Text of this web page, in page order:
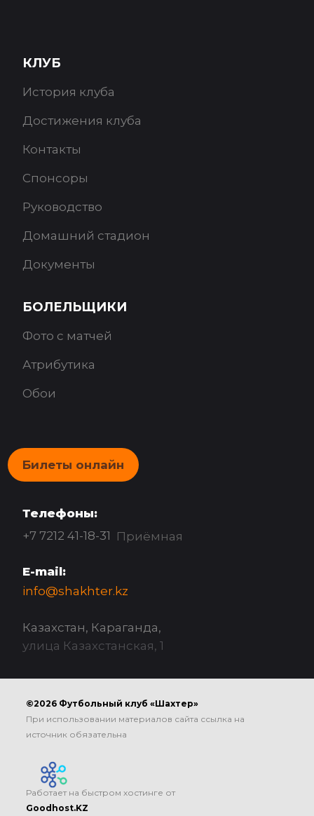
КЛУБ
История клуба
Достижения клуба
Контакты
Спонсоры
Руководство
Домашний стадион
Документы
БОЛЕЛЬЩИКИ
Фото с матчей
Атрибутика
Обои
Билеты онлайн
Телефоны:
+7 7212 41-18-31 Приёмная
E-mail:
info@shakhter.kz
Казахстан, Караганда,
улица Казахстанская, 1
©2026 Футбольный клуб «Шахтер»
При использовании материалов сайта ссылка на
источник обязательна
Работает на быстром хостинге от
Goodhost.KZ